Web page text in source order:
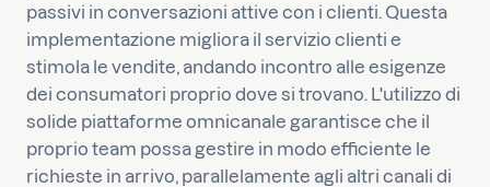
passivi in conversazioni attive con i clienti. Questa
implementazione migliora il servizio clienti e
stimola le vendite, andando incontro alle esigenze
dei consumatori proprio dove si trovano. L'utilizzo di
solide piattaforme omnicanale garantisce che il
proprio team possa gestire in modo efficiente le
richieste in arrivo, parallelamente agli altri canali di